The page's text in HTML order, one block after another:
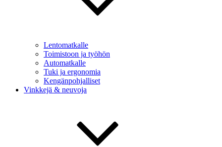
Lentomatkalle
Toimistoon ja työhön
Automatkalle
Tuki ja ergonomia
Kengänpohjalliset
Vinkkejä & neuvoja